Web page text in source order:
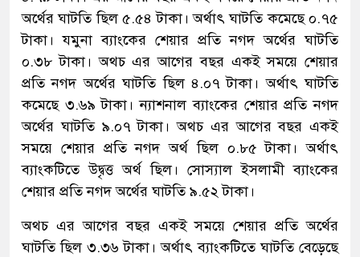
অর্থের ঘাটতি ছিল ৫.৫৪ টাকা। অর্থাৎ ঘাটতি কমেছে ০.৭৫
টাকা। যমুনা ব্যাংকের শেয়ার প্রতি নগদ অর্থের ঘাটতি
০.৩৮ টাকা। অথচ এর আগের বছর একই সময়ে শেয়ার
প্রতি নগদ অর্থের ঘাটতি ছিল ৪.০৭ টাকা। অর্থাৎ ঘাটতি
কমেছে ৩.৬৯ টাকা। ন্যাশনাল ব্যাংকের শেয়ার প্রতি নগদ
অর্থের ঘাটতি ৯.০৭ টাকা। অথচ এর আগের বছর একই
সময়ে শেয়ার প্রতি নগদ অর্থ ছিল ০.৮৫ টাকা। অর্থাৎ
ব্যাংকটিতে উদ্বৃত্ত অর্থ ছিল। সোস্যাল ইসলামী ব্যাংকের
শেয়ার প্রতি নগদ অর্থের ঘাটতি ৯.৫২ টাকা।
অথচ এর আগের বছর একই সময়ে শেয়ার প্রতি অর্থের
ঘাটতি ছিল ৩.৩৬ টাকা। অর্থাৎ ব্যাংকটিতে ঘাটতি বেড়েছে